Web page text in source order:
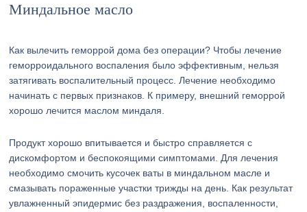
Миндальное масло
Как вылечить геморрой дома без операции? Чтобы лечение
геморроидального воспаления было эффективным, нельзя
затягивать воспалительный процесс. Лечение необходимо
начинать с первых признаков. К примеру, внешний геморрой
хорошо лечится маслом миндаля.
Продукт хорошо впитывается и быстро справляется с
дискомфортом и беспокоящими симптомами. Для лечения
необходимо смочить кусочек ваты в миндальном масле и
смазывать пораженные участки трижды на день. Как результат
увлажненный эпидермис без раздражения, воспаленности,